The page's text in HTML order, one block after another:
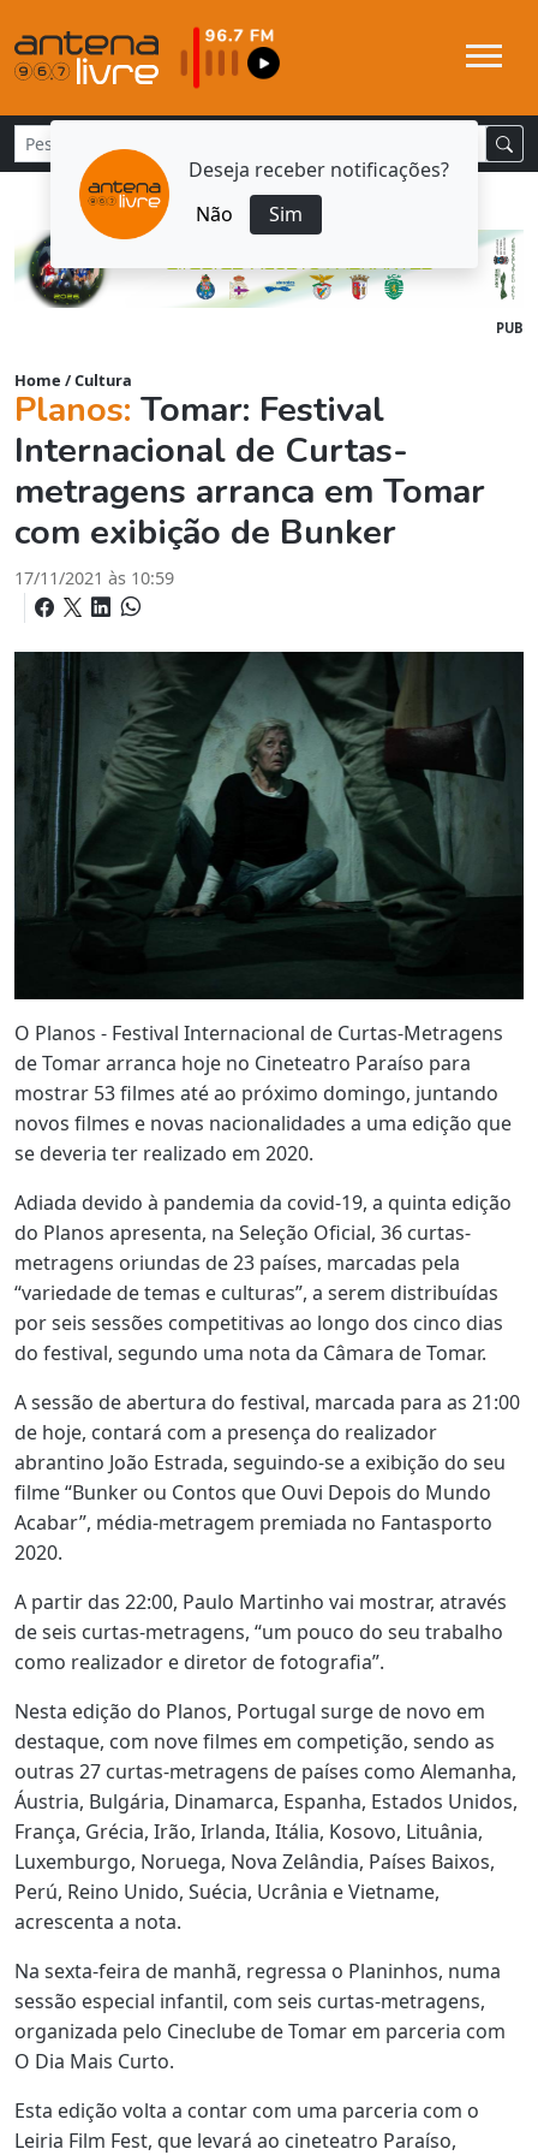
Deseja receber notificações?
Não
Sim
PUB
Home /Cultura
Planos: Tomar: Festival
Internacional de Curtas-
metragens arranca em Tomar
com exibição de Bunker
17/11/2021 às 10:59
O Planos - Festival Internacional de Curtas-Metragens
de Tomar arranca hoje no Cineteatro Paraíso para
mostrar 53 filmes até ao próximo domingo, juntando
novos filmes e novas nacionalidades a uma edição que
se deveria ter realizado em 2020.
Adiada devido à pandemia da covid-19, a quinta edição
do Planos apresenta, na Seleção Oficial, 36 curtas-
metragens oriundas de 23 países, marcadas pela
“variedade de temas e culturas”, a serem distribuídas
por seis sessões competitivas ao longo dos cinco dias
do festival, segundo uma nota da Câmara de Tomar.
A sessão de abertura do festival, marcada para as 21:00
de hoje, contará com a presença do realizador
abrantino João Estrada, seguindo-se a exibição do seu
filme “Bunker ou Contos que Ouvi Depois do Mundo
Acabar”, média-metragem premiada no Fantasporto
2020.
A partir das 22:00, Paulo Martinho vai mostrar, através
de seis curtas-metragens, “um pouco do seu trabalho
como realizador e diretor de fotografia”.
Nesta edição do Planos, Portugal surge de novo em
destaque, com nove filmes em competição, sendo as
outras 27 curtas-metragens de países como Alemanha,
Áustria, Bulgária, Dinamarca, Espanha, Estados Unidos,
França, Grécia, Irão, Irlanda, Itália, Kosovo, Lituânia,
Luxemburgo, Noruega, Nova Zelândia, Países Baixos,
Perú, Reino Unido, Suécia, Ucrânia e Vietname,
acrescenta a nota.
Na sexta-feira de manhã, regressa o Planinhos, numa
sessão especial infantil, com seis curtas-metragens,
organizada pelo Cineclube de Tomar em parceria com
O Dia Mais Curto.
Esta edição volta a contar com uma parceria com o
Leiria Film Fest, que levará ao cineteatro Paraíso,